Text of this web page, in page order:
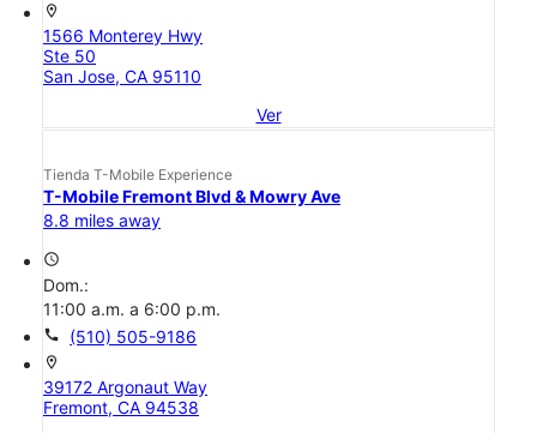
location_on
1566 Monterey Hwy
Ste 50
San Jose, CA 95110
Ver
Tienda T-Mobile Experience
T-Mobile Fremont Blvd & Mowry Ave
8.8 miles away
access_time
Dom.:
11:00 a.m. a 6:00 p.m.
call (510) 505-9186
location_on
39172 Argonaut Way
Fremont, CA 94538